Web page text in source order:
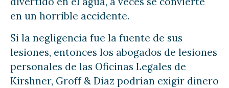
en un horrible accidente.
Si la negligencia fue la fuente de sus
lesiones, entonces los abogados de lesiones
personales de las Oficinas Legales de
Kirshner, Groff & Diaz podrían exigir dinero